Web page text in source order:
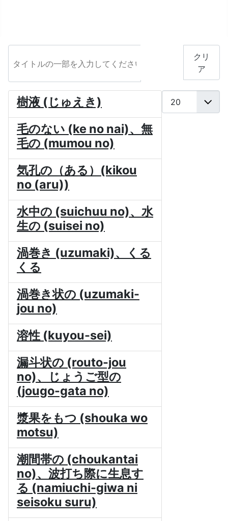
クリ
ア
樹液 (じゅえき)
毛のない (ke no nai)、無
毛の (mumou no)
気孔の（ある）(kikou
no (aru))
水中の (suichuu no)、水
生の (suisei no)
渦巻き (uzumaki)、くる
くる
渦巻き状の (uzumaki-
jou no)
溶性 (kuyou-sei)
漏斗状の (routo-jou
no)、じょうご型の
(jougo-gata no)
漿果をもつ (shouka wo
motsu)
潮間帯の (choukantai
no)、波打ち際に生息す
る (namiuchi-giwa ni
seisoku suru)